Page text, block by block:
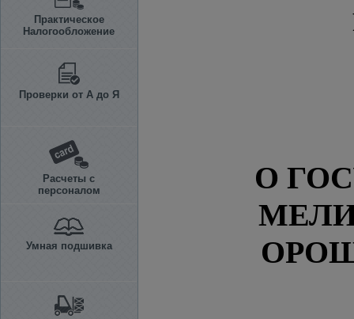
Практическое
Налогообложение
Проверки от А до Я
Расчеты с
персоналом
Умная подшивка
О